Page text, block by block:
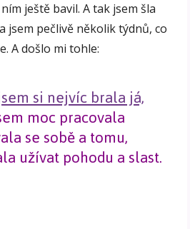
ještě bavil. A tak jsem šla
jsem pečlivě několik týdnů, co
A došlo mi tohle:
si nejvíc brala já,
moc pracovala
se sobě a tomu,
užívat pohodu a slast.